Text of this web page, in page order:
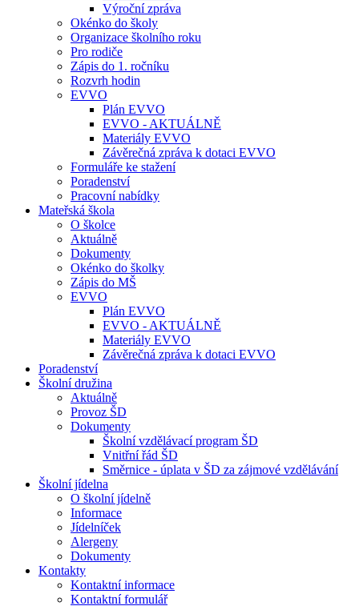
Výroční zpráva
Okénko do školy
Organizace školního roku
Pro rodiče
Zápis do 1. ročníku
Rozvrh hodin
EVVO
Plán EVVO
EVVO - AKTUÁLNĚ
Materiály EVVO
Závěrečná zpráva k dotaci EVVO
Formuláře ke stažení
Poradenství
Pracovní nabídky
Mateřská škola
O školce
Aktuálně
Dokumenty
Okénko do školky
Zápis do MŠ
EVVO
Plán EVVO
EVVO - AKTUÁLNĚ
Materiály EVVO
Závěrečná zpráva k dotaci EVVO
Poradenství
Školní družina
Aktuálně
Provoz ŠD
Dokumenty
Školní vzdělávací program ŠD
Vnitřní řád ŠD
Směrnice - úplata v ŠD za zájmové vzdělávání
Školní jídelna
O školní jídelně
Informace
Jídelníček
Alergeny
Dokumenty
Kontakty
Kontaktní informace
Kontaktní formulář